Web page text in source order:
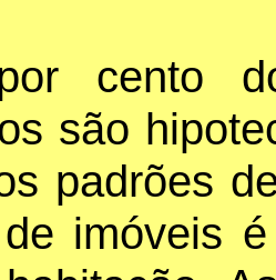
cento
são
padrões
de imóveis